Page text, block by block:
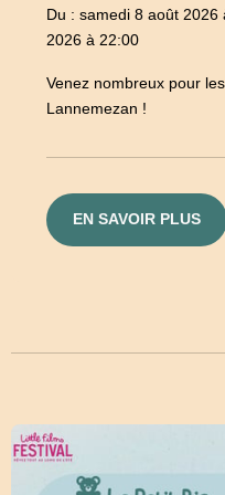
Du : samedi 8 août 2026
2026 à 22:00
Venez nombreux pour
Lannemezan !
EN SAVOIR PLUS